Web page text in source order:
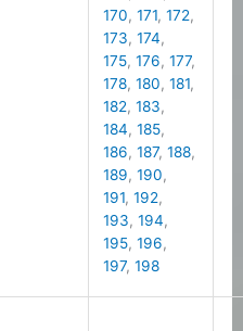
170,171,172,
173,174,
175,176,177,
178,180,181,
182,183,
184,185,
186,187,188,
189,190,
191,192,
193,194,
195,196,
197,198